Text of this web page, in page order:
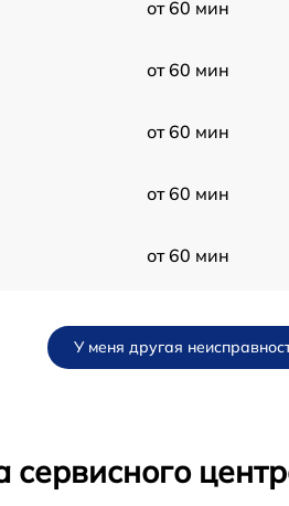
от 60 мин
от 60 мин
от 60 мин
от 60 мин
от 60 мин
У меня другая
сервисного